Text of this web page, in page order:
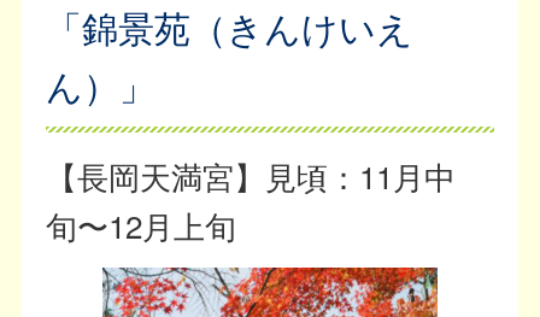
「錦景苑（きんけいえ
ん）」
【長岡天満宮】見頃：11月中
旬〜12月上旬